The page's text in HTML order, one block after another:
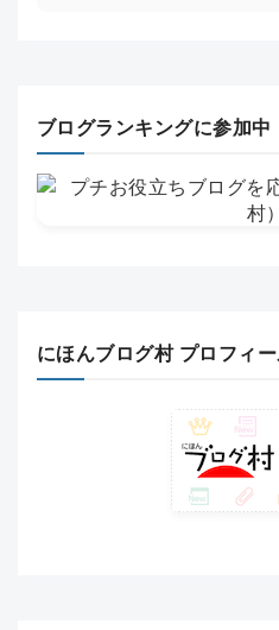
ブログランキングに参加中
にほんブログ村 プロフィ